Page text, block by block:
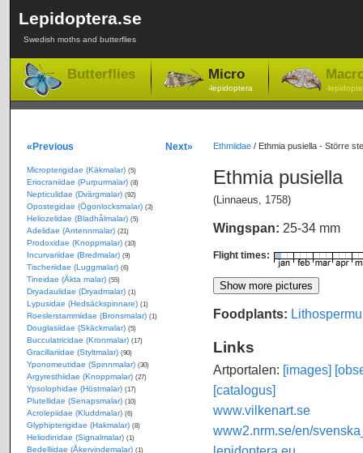
Lepidoptera.se
Swedish moths and butterflies
Butterflies Micro
-lepidoptera -
Ethmiidae/ Ethmia pusiella - Större
Ethmia pusiella
(Linnaeus, 1758)
Wingspan: 25-34 mm
Flight times:
Foodplants:
Links
Artportalen: [images]
[catalogus]
www.vilkenart.se
www2.nrm.se/en/
«Previous Next»
Micropterigidae (Käkmalar) (5)
Eriocraniidae (Purpurmalar) (8)
Nepticulidae (Dvärgmalar) (92)
Opostegidae (Ögonlocksmalar) (3)
Heliozelidae (Bladhålmalar) (5)
Adelidae (Antennmalar) (21)
Prodoxidae (Knoppmalar) (10)
Incurvariidae (Bredmalar) (9)
Tischeriidae (Luggmalar) (6)
Tineidae (Äkta malar) (55)
Dryadaulidae (Dryadmalar) (1)
Lypusidae (Hedsäckspinnare) (1)
Roeslerstammiidae (Bronsmalar) (1)
Douglasiidae (Skäckmalar) (5)
Bucculatricidae (Kronmalar) (17)
Gracillariidae (Styltmalar) (90)
Yponomeutidae (Spinnmalar) (30)
Argyresthiidae (Knoppmalar) (27)
Ypsolophidae (Höstmalar) (17)
Plutellidae (Senapsmalar) (10)
Acrolepiidae (Kluddmalar) (6)
Glyphipterigidae (Hakmalar) (8)
Heliodinidae (Signalmalar) (1)
Bedelliidae (Åkervindemalar) (1)